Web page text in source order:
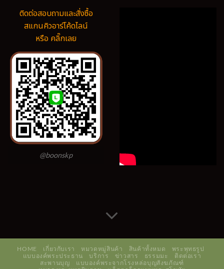
ติดต่อสอบถามและสั่งซื้อ
สแกนคิวอาร์โค้ดไลน์
หรือ คลิ๊กเลย
@boonskp
HOME เกี่ยวกับเรา หมวดหมู่สินค้า สินค้าทั้งหมด
พระพุทธรูป
แบบองค์พระประธาน
บริการ ข่าวสาร ธรรมมะ
ติดต่อเรา
สะพานบุญ
แบบองค์พระจากโรงหล่อบุญสังฆภัณฑ์